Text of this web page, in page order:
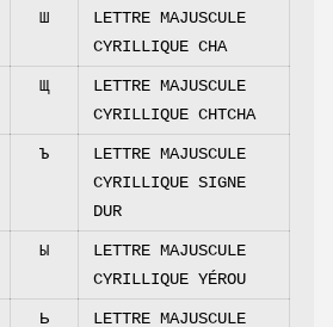
Ш
LETTRE MAJUSCULE
CYRILLIQUE CHA
Щ
LETTRE MAJUSCULE
CYRILLIQUE CHTCHA
Ъ
LETTRE MAJUSCULE
CYRILLIQUE SIGNE
DUR
Ы
LETTRE MAJUSCULE
CYRILLIQUE YÉROU
Ь LETTRE MAJUSCULE